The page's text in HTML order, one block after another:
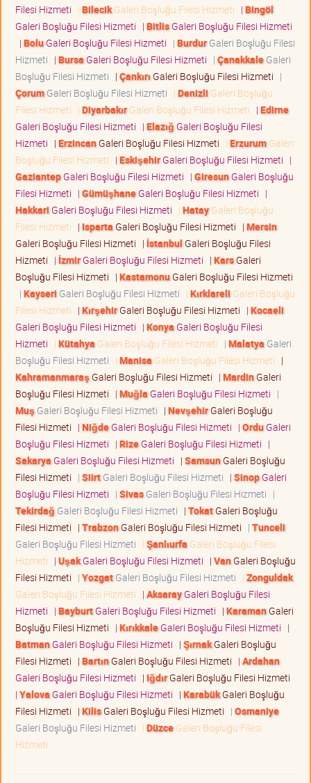
Filesi Hizmeti | BilecikGaleri Boşluğu Filesi Hizmeti | Bingöl
Galeri Boşluğu Filesi Hizmeti | BitlisGaleri Boşluğu Filesi Hizmeti
| BoluGaleri Boşluğu Filesi Hizmeti | BurdurGaleri Boşluğu Filesi
Hizmeti | Bursa Galeri Boşluğu Filesi Hizmeti | ÇanakkaleGaleri
Boşluğu Filesi Hizmeti | Çankırı Galeri Boşluğu Filesi Hizmeti |
ÇorumGaleri Boşluğu Filesi Hizmeti | Denizli Galeri Boşluğu
Filesi Hizmeti | DiyarbakırGaleri Boşluğu Filesi Hizmeti | Edirne
Galeri Boşluğu Filesi Hizmeti | Elazığ Galeri Boşluğu Filesi
Hizmeti | ErzincanGaleri Boşluğu Filesi Hizmeti | ErzurumGaleri
Boşluğu Filesi Hizmeti | EskişehirGaleri Boşluğu Filesi Hizmeti |
GaziantepGaleri Boşluğu Filesi Hizmeti | GiresunGaleri Boşluğu
Filesi Hizmeti | GümüşhaneGaleri Boşluğu Filesi Hizmeti |
Hakkari Galeri Boşluğu Filesi Hizmeti | HatayGaleri Boşluğu
Filesi Hizmeti | Isparta Galeri Boşluğu Filesi Hizmeti | Mersin
Galeri Boşluğu Filesi Hizmeti | İstanbul Galeri Boşluğu Filesi
Hizmeti | İzmirGaleri Boşluğu Filesi Hizmeti | KarsGaleri
Boşluğu Filesi Hizmeti | KastamonuGaleri Boşluğu Filesi Hizmeti
| Kayseri Galeri Boşluğu Filesi Hizmeti | Kırklareli Galeri Boşluğu
Filesi Hizmeti | KırşehirGaleri Boşluğu Filesi Hizmeti | Kocaeli
Galeri Boşluğu Filesi Hizmeti | Konya Galeri Boşluğu Filesi
Hizmeti | Kütahya Galeri Boşluğu Filesi Hizmeti | Malatya Galeri
Boşluğu Filesi Hizmeti | Manisa Galeri Boşluğu Filesi Hizmeti |
Kahramanmaraş Galeri Boşluğu Filesi Hizmeti | MardinGaleri
Boşluğu Filesi Hizmeti | Muğla Galeri Boşluğu Filesi Hizmeti |
Muş Galeri Boşluğu Filesi Hizmeti | NevşehirGaleri Boşluğu
Filesi Hizmeti | NiğdeGaleri Boşluğu Filesi Hizmeti | OrduGaleri
Boşluğu Filesi Hizmeti | RizeGaleri Boşluğu Filesi Hizmeti |
Sakarya Galeri Boşluğu Filesi Hizmeti | SamsunGaleri Boşluğu
Filesi Hizmeti | SiirtGaleri Boşluğu Filesi Hizmeti | SinopGaleri
Boşluğu Filesi Hizmeti | SivasGaleri Boşluğu Filesi Hizmeti |
Tekirdağ Galeri Boşluğu Filesi Hizmeti | TokatGaleri Boşluğu
Filesi Hizmeti | TrabzonGaleri Boşluğu Filesi Hizmeti | Tunceli
Galeri Boşluğu Filesi Hizmeti | Şanlıurfa Galeri Boşluğu Filesi
Hizmeti | UşakGaleri Boşluğu Filesi Hizmeti | VanGaleri Boşluğu
Filesi Hizmeti | YozgatGaleri Boşluğu Filesi Hizmeti | Zonguldak
Galeri Boşluğu Filesi Hizmeti | AksarayGaleri Boşluğu Filesi
Hizmeti | BayburtGaleri Boşluğu Filesi Hizmeti | KaramanGaleri
Boşluğu Filesi Hizmeti | KırıkkaleGaleri Boşluğu Filesi Hizmeti |
BatmanGaleri Boşluğu Filesi Hizmeti | ŞırnakGaleri Boşluğu
Filesi Hizmeti | BartınGaleri Boşluğu Filesi Hizmeti | Ardahan
Galeri Boşluğu Filesi Hizmeti | IğdırGaleri Boşluğu Filesi Hizmeti
| Yalova Galeri Boşluğu Filesi Hizmeti | KarabükGaleri Boşluğu
Filesi Hizmeti | KilisGaleri Boşluğu Filesi Hizmeti | Osmaniye
Galeri Boşluğu Filesi Hizmeti | DüzceGaleri Boşluğu Filesi
Hizmeti